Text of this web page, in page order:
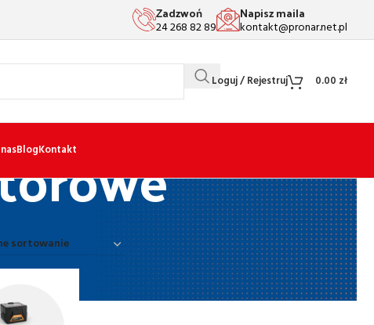
Zadzwoń
24 268 82 89
Napisz maila
kontakt@pronar.net.pl
Loguj / Rejestruj 0.00 zł
BlogKontakt